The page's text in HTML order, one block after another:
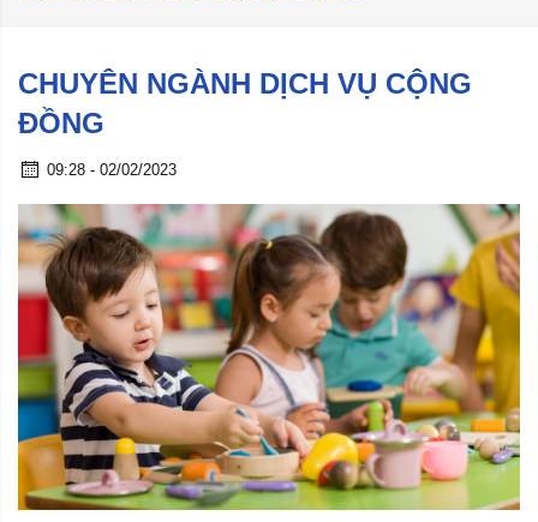
CHUYÊN NGÀNH DỊCH VỤ CỘNG
ĐỒNG
09:28 - 02/02/2023